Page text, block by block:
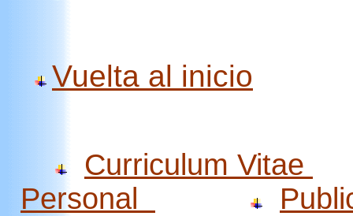
Vuelta al inicio
Curriculum Vitae
Personal